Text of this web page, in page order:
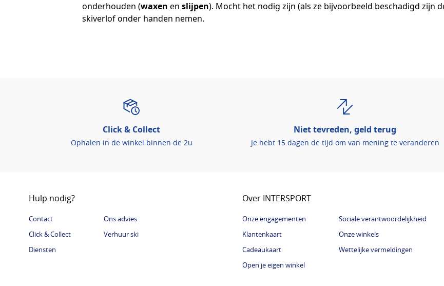
onderhouden (waxen en slijpen). Mocht het nodig zijn (als ze bijvoorbeeld beschadigd zijn
skiverlof onder handen nemen.
Click & Collect
Ophalen in de winkel binnen de 2u
Niet tevreden, geld terug
Je hebt 15 dagen de tijd om van mening te veranderen
Hulp nodig?
Contact
Click & Collect
Diensten
Ons advies
Verhuur ski
Over INTERSPORT
Onze engagementen
Klantenkaart
Cadeaukaart
Open je eigen winkel
Sociale verantwoordelijkheid
Onze winkels
Wettelijke vermeldingen